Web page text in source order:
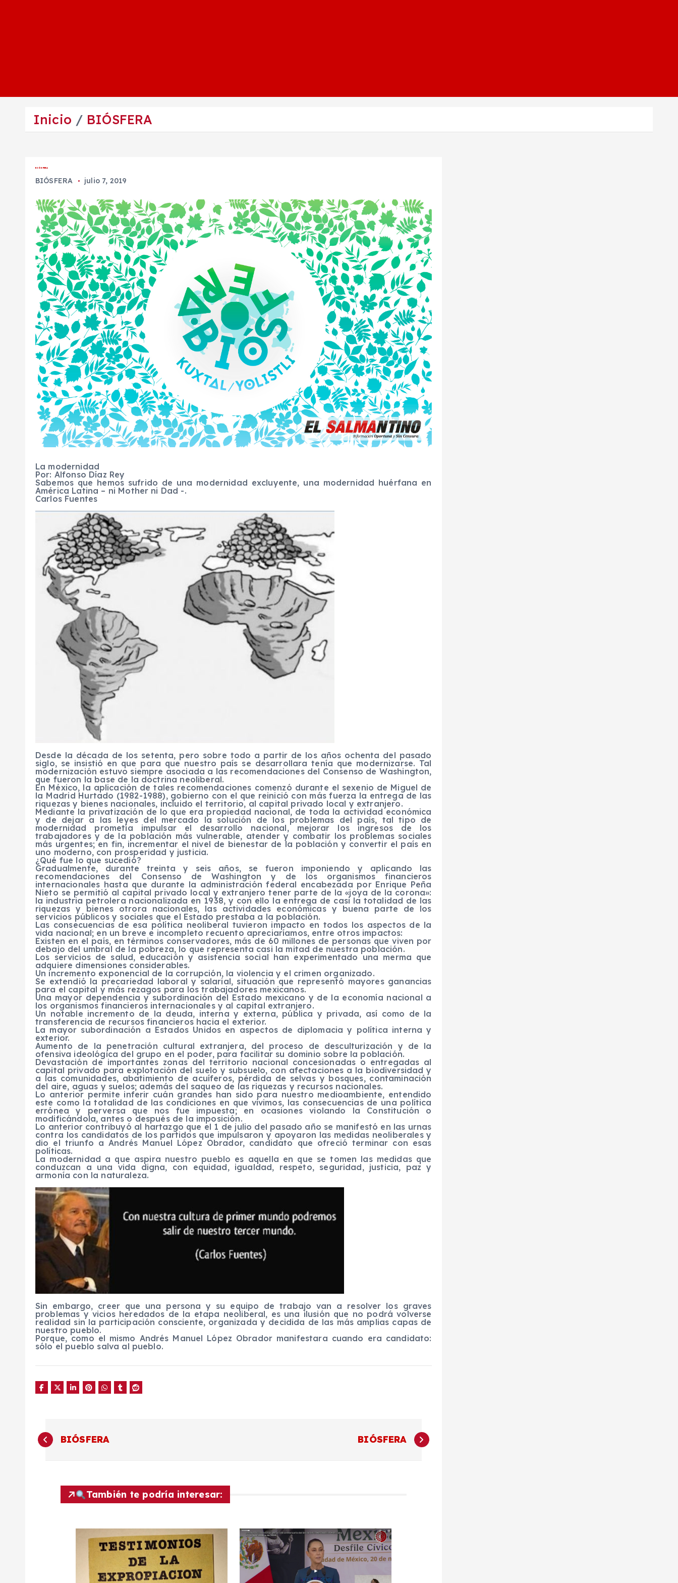
Inicio BIÓSFERA
BIÓSFERA
BIÓSFERA julio 7, 2019
La modernidad
Por: Alfonso Díaz Rey
Sabemos que hemos sufrido de una modernidad excluyente, una modernidad huérfana en
América Latina – ni Mother ni Dad -.
Carlos Fuentes
Desde la década de los setenta, pero sobre todo a partir de los años ochenta del pasado
siglo, se insistió en que para que nuestro país se desarrollara tenía que modernizarse. Tal
modernización estuvo siempre asociada a las recomendaciones del Consenso de Washington,
que fueron la base de la doctrina neoliberal.
En México, la aplicación de tales recomendaciones comenzó durante el sexenio de Miguel de
la Madrid Hurtado (1982-1988), gobierno con el que reinició con más fuerza la entrega de las
riquezas y bienes nacionales, incluido el territorio, al capital privado local y extranjero.
Mediante la privatización de lo que era propiedad nacional, de toda la actividad económica
y de dejar a las leyes del mercado la solución de los problemas del país, tal tipo de
modernidad prometía impulsar el desarrollo nacional, mejorar los ingresos de los
trabajadores y de la población más vulnerable, atender y combatir los problemas sociales
más urgentes; en fin, incrementar el nivel de bienestar de la población y convertir el país en
uno moderno, con prosperidad y justicia.
¿Qué fue lo que sucedió?
Gradualmente, durante treinta y seis años, se fueron imponiendo y aplicando las
recomendaciones del Consenso de Washington y de los organismos financieros
internacionales hasta que durante la administración federal encabezada por Enrique Peña
Nieto se permitió al capital privado local y extranjero tener parte de la «joya de la corona»:
la industria petrolera nacionalizada en 1938, y con ello la entrega de casi la totalidad de las
riquezas y bienes otrora nacionales, las actividades económicas y buena parte de los
servicios públicos y sociales que el Estado prestaba a la población.
Las consecuencias de esa política neoliberal tuvieron impacto en todos los aspectos de la
vida nacional; en un breve e incompleto recuento apreciaríamos, entre otros impactos:
Existen en el país, en términos conservadores, más de 60 millones de personas que viven por
debajo del umbral de la pobreza, lo que representa casi la mitad de nuestra población.
Los servicios de salud, educación y asistencia social han experimentado una merma que
adquiere dimensiones considerables.
Un incremento exponencial de la corrupción, la violencia y el crimen organizado.
Se extendió la precariedad laboral y salarial, situación que representó mayores ganancias
para el capital y más rezagos para los trabajadores mexicanos.
Una mayor dependencia y subordinación del Estado mexicano y de la economía nacional a
los organismos financieros internacionales y al capital extranjero.
Un notable incremento de la deuda, interna y externa, pública y privada, así como de la
transferencia de recursos financieros hacia el exterior.
La mayor subordinación a Estados Unidos en aspectos de diplomacia y política interna y
exterior.
Aumento de la penetración cultural extranjera, del proceso de desculturización y de la
ofensiva ideológica del grupo en el poder, para facilitar su dominio sobre la población.
Devastación de importantes zonas del territorio nacional concesionadas o entregadas al
capital privado para explotación del suelo y subsuelo, con afectaciones a la biodiversidad y
a las comunidades, abatimiento de acuíferos, pérdida de selvas y bosques, contaminación
del aire, aguas y suelos; además del saqueo de las riquezas y recursos nacionales.
Lo anterior permite inferir cuán grandes han sido para nuestro medioambiente, entendido
este como la totalidad de las condiciones en que vivimos, las consecuencias de una política
errónea y perversa que nos fue impuesta; en ocasiones violando la Constitución o
modificándola, antes o después de la imposición.
Lo anterior contribuyó al hartazgo que el 1 de julio del pasado año se manifestó en las urnas
contra los candidatos de los partidos que impulsaron y apoyaron las medidas neoliberales y
dio el triunfo a Andrés Manuel López Obrador, candidato que ofreció terminar con esas
políticas.
La modernidad a que aspira nuestro pueblo es aquella en que se tomen las medidas que
conduzcan a una vida digna, con equidad, igualdad, respeto, seguridad, justicia, paz y
armonía con la naturaleza.
Sin embargo, creer que una persona y su equipo de trabajo van a resolver los graves
problemas y vicios heredados de la etapa neoliberal, es una ilusión que no podrá volverse
realidad sin la participación consciente, organizada y decidida de las más amplias capas de
nuestro pueblo.
Porque, como el mismo Andrés Manuel López Obrador manifestara cuando era candidato:
sólo el pueblo salva al pueblo.
N
BIÓSFERA BIÓSFERA
También te podría interesar: